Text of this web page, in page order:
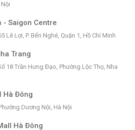
- Saigon Centre
Lê Lợi, P. Bến Nghé, Quận 1, Hồ Chí Minh
Trang
18 Trần Hưng Đạo, Phường Lộc Thọ, Nha
Hà Đông
Dương Nội, Hà Nội
Hà Đông